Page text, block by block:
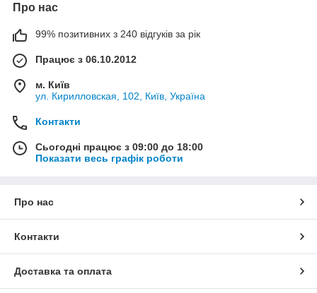
Про нас
99% позитивних з 240 відгуків за рік
Працює з 06.10.2012
м. Київ
ул. Кирилловская, 102, Київ, Україна
Контакти
Сьогодні працює з 09:00 до 18:00
Показати весь графік роботи
Про нас
Контакти
Доставка та оплата